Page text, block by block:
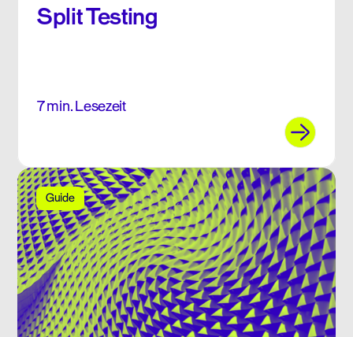
Split Testing
7 min. Lesezeit
Guide